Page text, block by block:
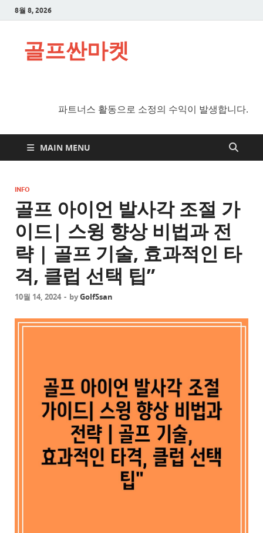
8월 8, 2026
골프싼마켓
파트너스 활동으로 소정의 수익이 발생합니다.
MAIN MENU
INFO
골프 아이언 발사각 조절 가
이드| 스윙 향상 비법과 전
략 | 골프 기술, 효과적인 타
격, 클럽 선택 팁”
10월 14, 2024 - byGolfSsan